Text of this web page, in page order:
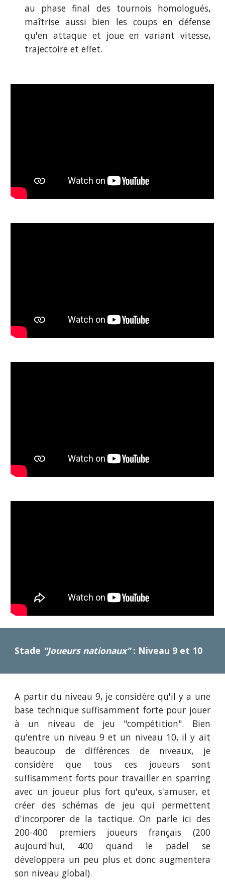
au phase final des tournois homologués,
maîtrise aussi bien les coups en défense
qu'en attaque et joue en variant vitesse,
trajectoire et effet.
Stade "Joueurs nationaux": Niveau 9 et 10
A partir du niveau 9, je considère qu'il y a une
base technique suffisamment forte pour jouer
à un niveau de jeu "compétition". Bien
qu'entre un niveau 9 et un niveau 10, il y ait
beaucoup de différences de niveaux, je
considère que tous ces joueurs sont
suffisamment forts pour travailler en sparring
avec un joueur plus fort qu'eux, s'amuser, et
créer des schémas de jeu qui permettent
d'incorporer de la tactique. On parle ici des
200-400 premiers joueurs français (200
aujourd'hui, 400 quand le padel se
développera un peu plus et donc augmentera
son niveau global).